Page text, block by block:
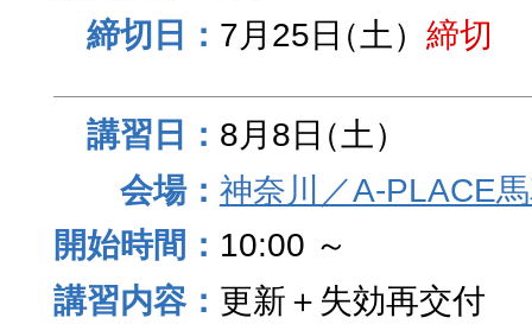
7月25日（土） 締切
8月8日（土）
神奈川／A-PLACE
10:00 ～
更新＋失効再交付